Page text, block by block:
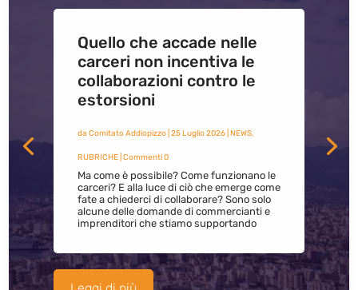
Quello che accade nelle
carceri non incentiva le
collaborazioni contro le
estorsioni
da Comitato Addiopizzo| 25 Luglio 2026| NEWS,
RUBRICHE| Commenti 0
Ma come è possibile? Come funzionano le
carceri? E alla luce di ciò che emerge come
fate a chiederci di collaborare? Sono solo
alcune delle domande di commercianti e
imprenditori che stiamo supportando